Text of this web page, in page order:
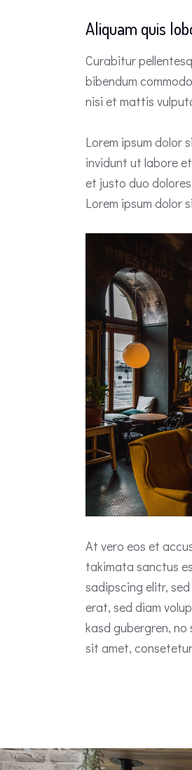
Aliquam quis
Curabitur
bibendum
nisi et mattis
Lorem ipsum dolor
invidunt ut labore
et justo duo
Lorem ipsum dolor
At vero eos et
takimata sanctus
sadipscing elitr,
erat, sed diam
kasd gubergren,
sit amet,